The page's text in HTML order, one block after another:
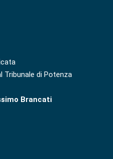
Tribunale di Potenza
Brancati